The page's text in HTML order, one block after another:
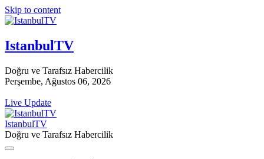
Skip to content
IstanbulTV
Doğru ve Tarafsız Habercilik
Perşembe, Ağustos 06, 2026
Live Update
IstanbulTV
Doğru ve Tarafsız Habercilik